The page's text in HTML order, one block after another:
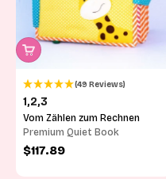
(49 Reviews)
1,2,3
Vom Zählen zum Rechnen
Premium Quiet Book
Angebot
$117.89